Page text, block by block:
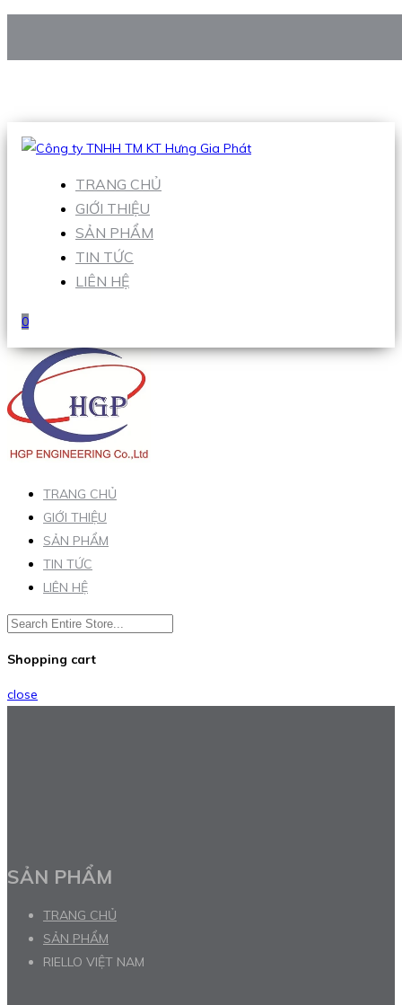
Hotline:0938 906 663
TRANG CHỦ
GIỚI THIỆU
SẢN PHẨM
TIN TỨC
LIÊN HỆ
0
TRANG CHỦ
GIỚI THIỆU
SẢN PHẨM
TIN TỨC
LIÊN HỆ
Shopping cart
close
SẢN PHẨM
TRANG CHỦ
SẢN PHẨM
RIELLO VIỆT NAM